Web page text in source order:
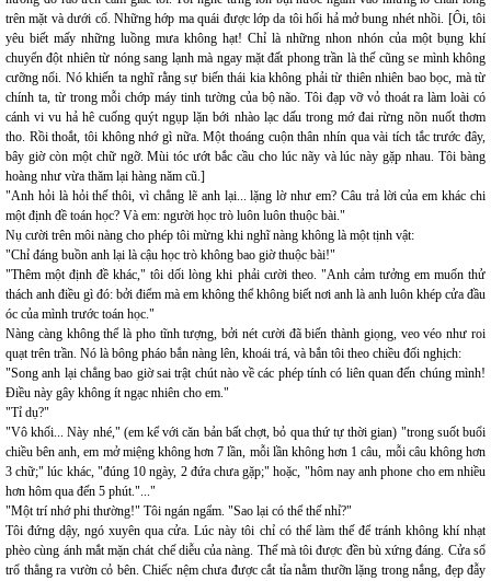
trên mặt và dưới cổ. Những hớp ma quái được lớp da tôi hối hả mở bung nhét nhồi. [Ôi, tôi
yêu biết mấy những luồng mưa không hạt! Chỉ là những nhon nhón của một bụng khí
chuyển đột nhiên từ nóng sang lạnh mà ngay mặt đất phong trần là thế cũng se mình không
cưỡng nổi. Nó khiến ta nghĩ rằng sự biến thái kia không phải từ thiên nhiên bao bọc, mà từ
chính ta, từ trong mỗi chớp máy tinh tường của bộ não. Tôi đạp vỡ vỏ thoát ra làm loài có
cánh vi vu hả hê cuống quýt ngụp lặn bới nhào lạc dấu trong mớ đai rừng nõn nuốt thơm
tho. Rồi thoắt, tôi không nhớ gì nữa. Một thoáng cuộn thân nhín qua vài tích tắc trước đây,
bây giờ còn một chữ ngỡ. Mùi tóc ướt bắc cầu cho lúc nãy và lúc này gặp nhau. Tôi bàng
hoàng như vừa thăm lại hàng năm cũ.]
"Anh hỏi là hỏi thế thôi, vì chẳng lẽ anh lại... lặng lờ như em? Câu trả lời của em khác chi
một định đề toán học? Và em: người học trò luôn luôn thuộc bài."
Nụ cười trên môi nàng cho phép tôi mừng khi nghĩ nàng không là một tịnh vật:
"Chỉ đáng buồn anh lại là cậu học trò không bao giờ thuộc bài!"
"Thêm một định đề khác," tôi dối lòng khi phải cười theo. "Anh cảm tưởng em muốn thử
thách anh điều gì đó: bởi điểm mà em không thể không biết nơi anh là anh luôn khép cửa đầu
óc của mình trước toán học."
Nàng càng không thể là pho tĩnh tượng, bởi nét cười đã biến thành giọng, veo véo như roi
quạt trên trần. Nó là bông pháo bắn nàng lên, khoái trá, và bắn tôi theo chiều đối nghịch:
"Song anh lại chẳng bao giờ sai trật chút nào về các phép tính có liên quan đến chúng mình!
Điều này gây không ít ngạc nhiên cho em."
"Tỉ dụ?"
"Vô khối... Này nhé," (em kể với căn bản bất chợt, bỏ qua thứ tự thời gian) "trong suốt buổi
chiều bên anh, em mở miệng không hơn 7 lần, mỗi lần không hơn 1 câu, mỗi câu không hơn
3 chữ;" lúc khác, "đúng 10 ngày, 2 đứa chưa gặp;" hoặc, "hôm nay anh phone cho em nhiều
hơn hôm qua đến 5 phút."..."
"Một trí nhớ phi thường!" Tôi ngán ngẩm. "Sao lại có thể thế nhỉ?"
Tôi đứng dậy, ngó xuyên qua cửa. Lúc này tôi chỉ có thể làm thế để tránh không khí nhạt
phèo cùng ánh mắt mặn chát chế diễu của nàng. Thế mà tôi được đền bù xứng đáng. Cửa sổ
trổ thẳng ra vườn cỏ bên. Chiếc nệm chưa được cắt tỉa nằm thưỡn lặng trong nắng, đẹp đẫy